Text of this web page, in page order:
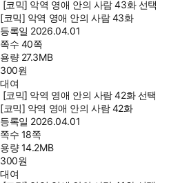
[코믹] 악역 영애 안의 사람 43화 선택
[코믹] 악역 영애 안의 사람 43화
등록일 2026.04.01
쪽수 40쪽
용량 27.3MB
300원
대여
[코믹] 악역 영애 안의 사람 42화 선택
[코믹] 악역 영애 안의 사람 42화
등록일 2026.04.01
쪽수 18쪽
용량14.2MB
300원
대여